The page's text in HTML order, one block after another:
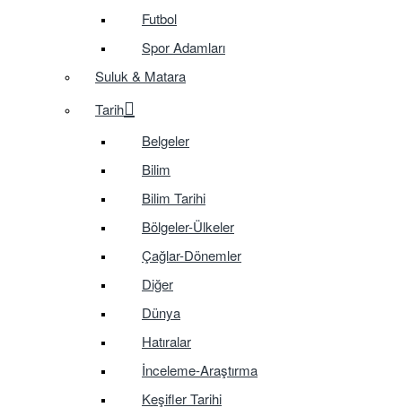
Futbol
Spor Adamları
Suluk & Matara
Tarih
Belgeler
Bilim
Bilim Tarihi
Bölgeler-Ülkeler
Çağlar-Dönemler
Diğer
Dünya
Hatıralar
İnceleme-Araştırma
Keşifler Tarihi